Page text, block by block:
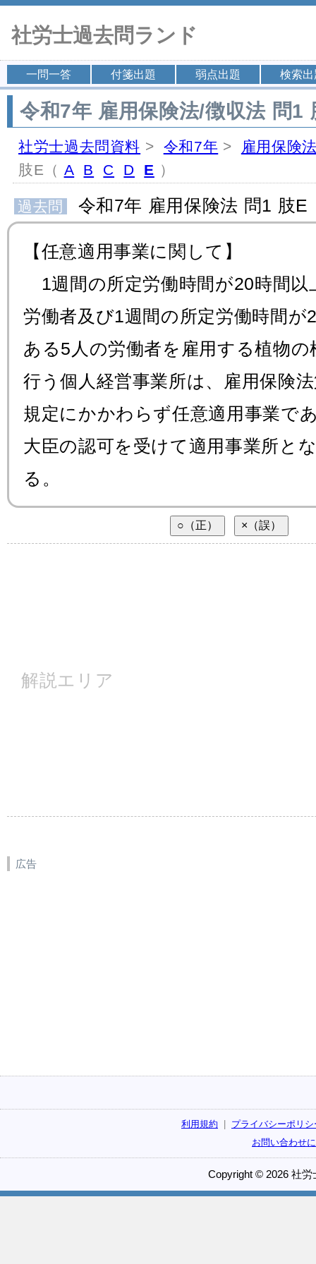
社労士過去問ランド
一問一答 付箋出題 弱点出題 検索出
令和7年 雇用保険法/徴収法 問1
社労士過去問資料 > 令和7年 >
雇用保険
肢E（ A B C D E ）
過去問 令和7年 雇用保険法 問1 肢E
【任意適用事業に関して】
1週間の所定労働時間が20時間以
労働者及び1週間の所定労働時間が
ある5人の労働者を雇用する植物の
行う個人経営事業所は、雇用保険
規定にかかわらず任意適用事業で
大臣の認可を受けて適用事業所と
る。
解説エリア
広告
利用規約
プライバシーポリシ
お問い合わせ
Copyright © 2026 社